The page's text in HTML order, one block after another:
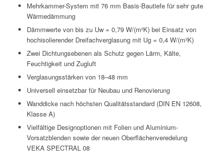
Mehrkammer-System mit 76 mm Basis-Bautiefe für sehr gute
Wärmedämmung
Dämmwerte von bis zu Uw = 0,79 W/(m²K) bei Einsatz von
hochisolierender Dreifachverglasung mit Ug = 0,4 W/(m²K)
Zwei Dichtungsebenen als Schutz gegen Lärm, Kälte,
Feuchtigkeit und Zugluft
Verglasungsstärken von 18–48 mm
Universell einsetzbar für Neubau und Renovierung
Wanddicke nach höchsten Qualitätsstandard (DIN EN 12608,
Klasse A)
Vielfältige Designoptionen mit Folien und Aluminium-
Vorsatzblenden sowie der neuen Oberflächenveredelung
VEKA SPECTRAL 08